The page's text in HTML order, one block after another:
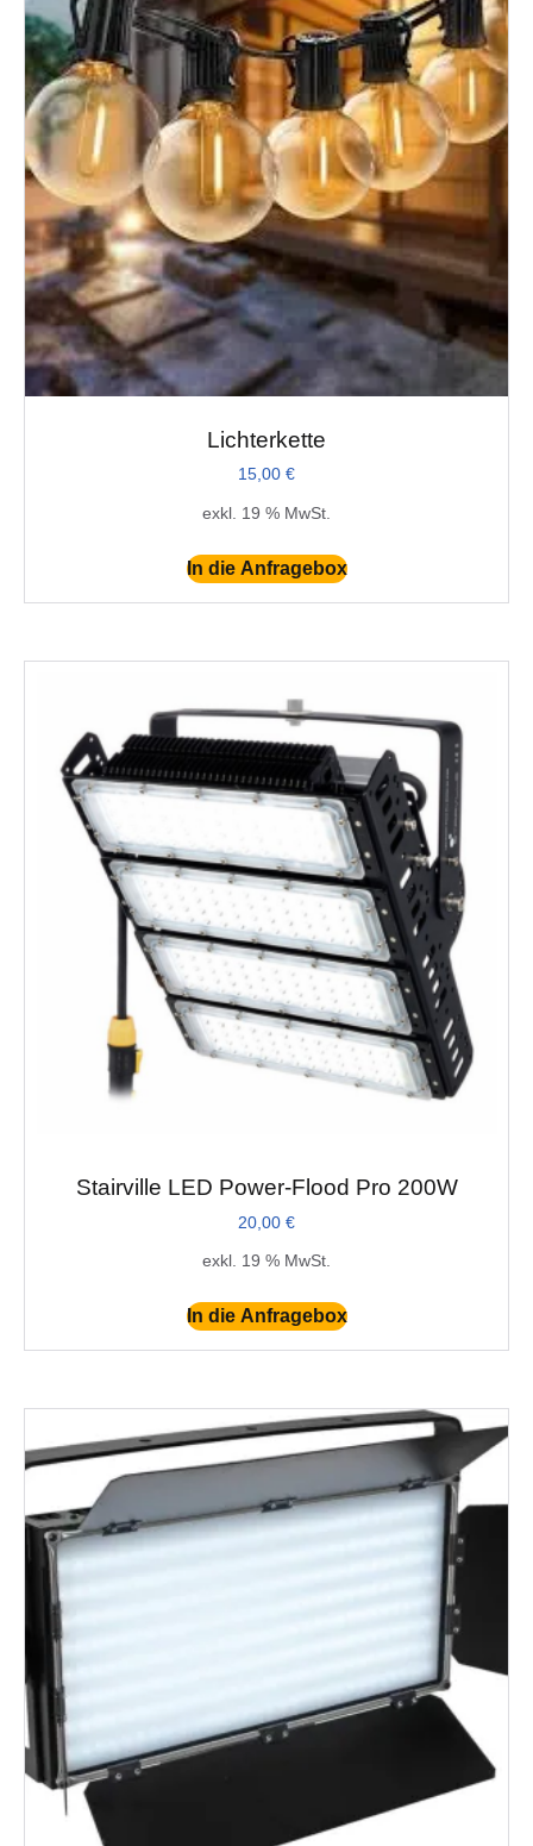
Lichterkette
15,00 €
exkl. 19 % MwSt.
In die Anfragebox
Stairville LED Power-Flood Pro 200W
20,00 €
exkl. 19 % MwSt.
In die Anfragebox